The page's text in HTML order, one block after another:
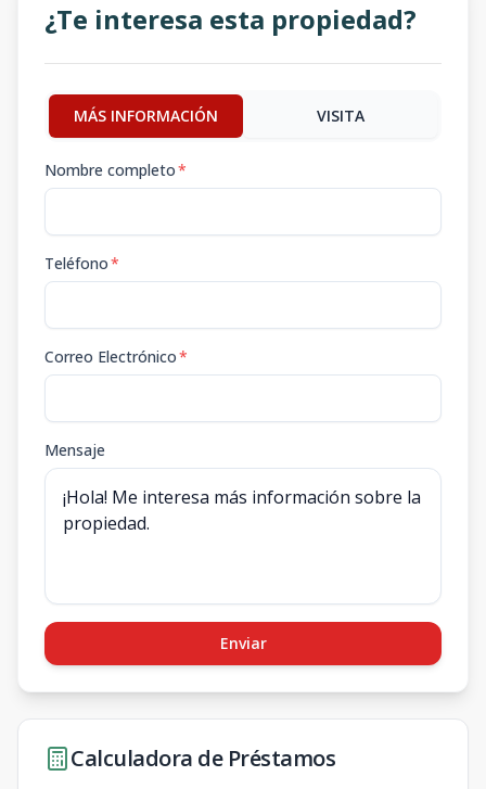
¿Te interesa esta propiedad?
MÁS INFORMACIÓN VISITA
Nombre completo*
Teléfono*
Correo Electrónico*
Mensaje
Enviar
Calculadora de Préstamos